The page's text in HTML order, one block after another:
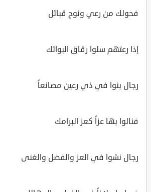
فحولك من رعي ونوح قبائل
إذا رعتهم سلوا رقاق البواتك
رجال بنوا في ذي رعين مصانعاً
فنالوا بها عزاً كعز البرامك
رجال نشوا في العز والفضل والغنى